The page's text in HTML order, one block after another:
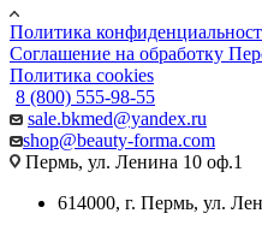
Политика
Соглашение на обработку
Политика cookies
8 (800) 555-98-55
sale.bkmed@yandex.ru
shop@beauty-forma.com
Пермь, ул. Ленина 10 оф.1
614000, г. Пермь, ул.